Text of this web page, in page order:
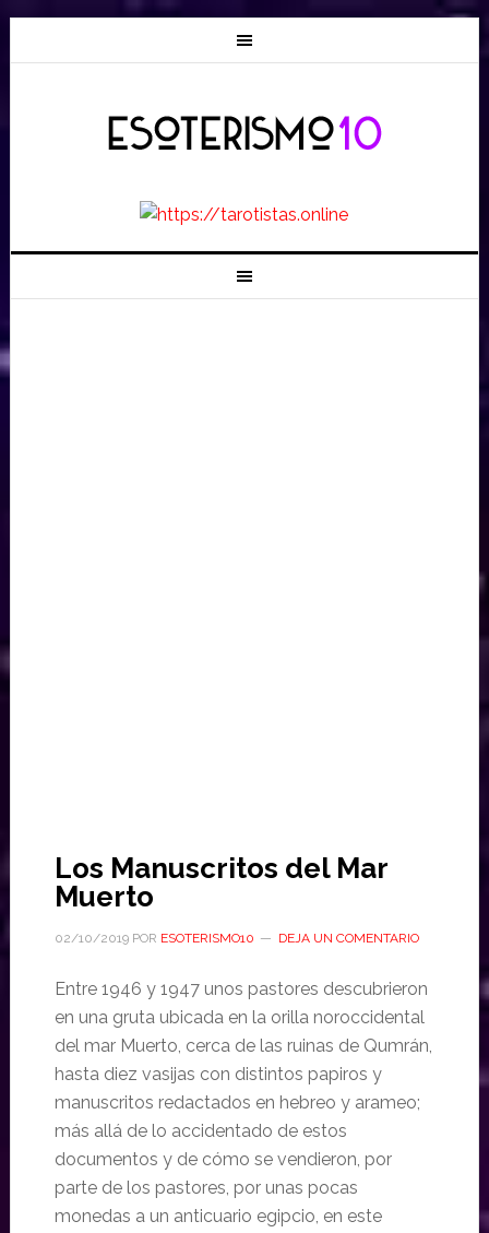
Los Manuscritos del Mar
Muerto
02/10/2019POR ESOTERISMO10 DEJA UN COMENTARIO
Entre 1946 y 1947 unos pastores descubrieron
en una gruta ubicada en la orilla noroccidental
del mar Muerto, cerca de las ruinas de Qumrán,
hasta diez vasijas con distintos papiros y
manuscritos redactados en hebreo y arameo;
más allá de lo accidentado de estos
documentos y de cómo se vendieron, por
parte de los pastores, por unas pocas
monedas a un anticuario egipcio, en este